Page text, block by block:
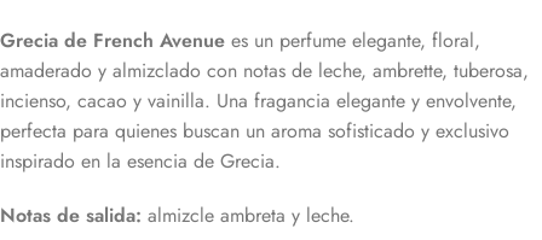
Grecia de French Avenue es un perfume elegante, floral,
amaderado y almizclado con notas de leche, ambrette, tuberosa,
incienso, cacao y vainilla. Una fragancia elegante y envolvente,
perfecta para quienes buscan un aroma sofisticado y exclusivo
inspirado en la esencia de Grecia.
Notas de salida: almizcle ambreta y leche.